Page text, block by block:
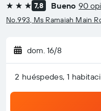
3 estrellas
7,8 Bueno 90
No.993, Ms Ramaiah Main
dom. 16/8
2 huéspedes, 1